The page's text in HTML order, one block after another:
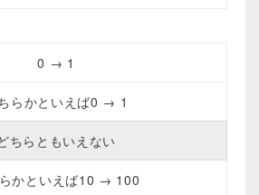
0 → 1
らかといえば0 → 1
ちらともいえない
かといえば10 → 100